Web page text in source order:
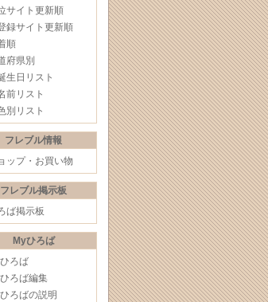
サイト更新順
録サイト更新順
順
府県別
生日リスト
前リスト
別リスト
フレブル情報
ップ・お買い物
フレブル掲示板
ば掲示板
Myひろば
ろば
ろば編集
ろばの説明